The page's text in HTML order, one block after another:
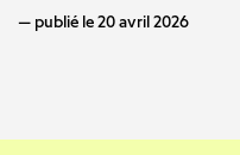
publié le 20 avril 2026